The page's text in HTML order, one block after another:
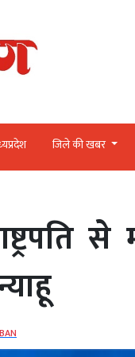
जिले की खबर